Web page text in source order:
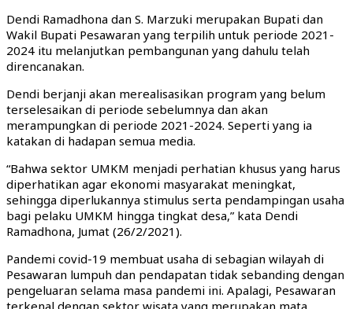
Dendi Ramadhona dan S. Marzuki merupakan Bupati dan
Wakil Bupati Pesawaran yang terpilih untuk periode 2021-
2024 itu melanjutkan pembangunan yang dahulu telah
direncanakan.
Dendi berjanji akan merealisasikan program yang belum
terselesaikan di periode sebelumnya dan akan
merampungkan di periode 2021-2024. Seperti yang ia
katakan di hadapan semua media.
“Bahwa sektor UMKM menjadi perhatian khusus yang harus
diperhatikan agar ekonomi masyarakat meningkat,
sehingga diperlukannya stimulus serta pendampingan usaha
bagi pelaku UMKM hingga tingkat desa,” kata Dendi
Ramadhona, Jumat (26/2/2021).
Pandemi covid-19 membuat usaha di sebagian wilayah di
Pesawaran lumpuh dan pendapatan tidak sebanding dengan
pengeluaran selama masa pandemi ini. Apalagi, Pesawaran
terkenal dengan sektor wisata yang merupakan mata